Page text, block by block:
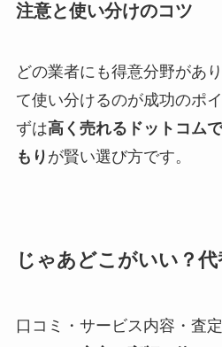
注意と使い分けのコツ
どの業者にも得意分野があ
て使い分けるのが成功のポ
ずは高く売れるドットコム
もり が賢い選び方です。
じゃあどこがいい？
口コミ・サービス内容・査